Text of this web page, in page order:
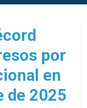
por
en
de 2025